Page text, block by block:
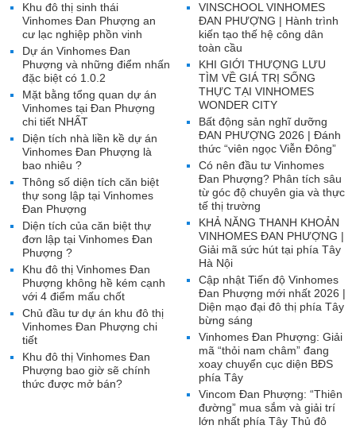
VINSCHOOL VINHOMES
ĐAN PHƯỢNG | Hành trình
kiến tạo thế hệ công dân
toàn cầu
KHI GIỚI THƯỢNG LƯU
TÌM VỀ GIÁ TRỊ SỐNG
THỰC TẠI VINHOMES
WONDER CITY
Bất động sản nghĩ dưỡng
ĐAN PHƯỢNG 2026 | Đánh
thức “viên ngọc Viễn Đông”
Có nên đầu tư Vinhomes
Đan Phượng? Phân tích sâu
từ góc độ chuyên gia và thực
tế thị trường
KHẢ NĂNG THANH KHOẢN
VINHOMES ĐAN PHƯỢNG |
Giải mã sức hút tại phía Tây
Hà Nội
Cập nhật Tiến độ Vinhomes
Đan Phượng mới nhất 2026 |
Diện mạo đại đô thị phía Tây
bừng sáng
Vinhomes Đan Phượng: Giải
mã “thỏi nam châm” đang
xoay chuyển cục diện BĐS
phía Tây
Vincom Đan Phượng: “Thiên
đường” mua sắm và giải trí
lớn nhất phía Tây Thủ đô
Khu đô thị sinh thái
Vinhomes Đan Phượng an
cư lạc nghiệp phồn vinh
Dự án Vinhomes Đan
Phượng và những điểm nhấn
đặc biệt có 1.0.2
Mặt bằng tổng quan dự án
Vinhomes tại Đan Phượng
chi tiết NHẤT
Diện tích nhà liền kề dự án
Vinhomes Đan Phượng là
bao nhiêu ?
Thông số diện tích căn biệt
thự song lập tại Vinhomes
Đan Phượng
Diện tích của căn biệt thự
đơn lập tại Vinhomes Đan
Phượng ?
Khu đô thị Vinhomes Đan
Phượng không hề kém cạnh
với 4 điểm mấu chốt
Chủ đầu tư dự án khu đô thị
Vinhomes Đan Phượng chi
tiết
Khu đô thị Vinhomes Đan
Phượng bao giờ sẽ chính
thức được mở bán?